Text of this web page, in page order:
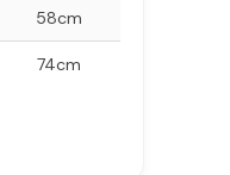
58cm
74cm